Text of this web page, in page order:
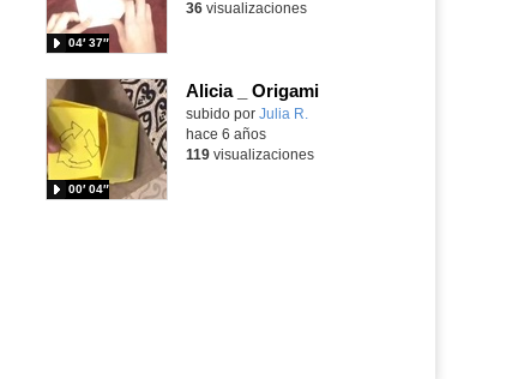
04′ 37″
36visualizaciones
Alicia _ Origami
subido por Julia R.
00′ 04″
hace 6 años
119visualizaciones